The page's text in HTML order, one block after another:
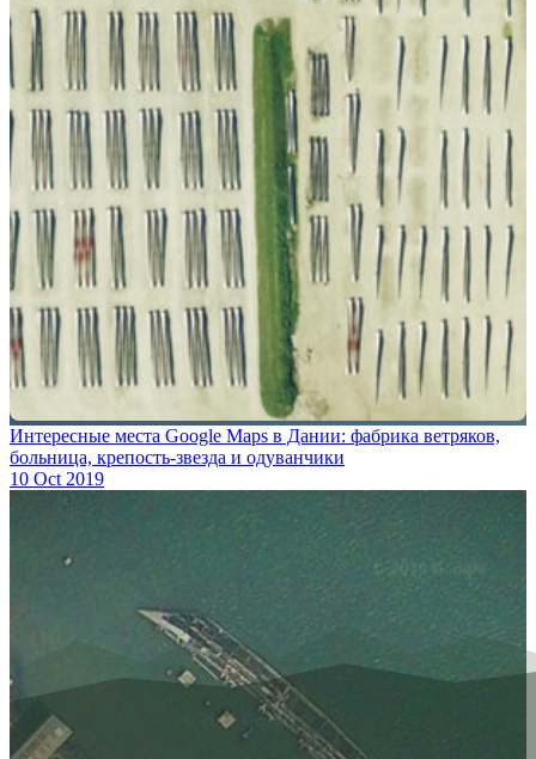
Интересные места Google Maps в Дании: фабрика ветряков,
больница, крепость-звезда и одуванчики
10 Oct 2019